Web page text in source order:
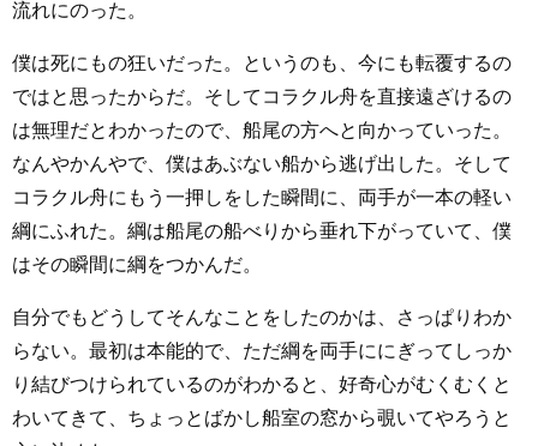
流れにのった。
僕は死にもの狂いだった。というのも、今にも転覆するの
ではと思ったからだ。そしてコラクル舟を直接遠ざけるの
は無理だとわかったので、船尾の方へと向かっていった。
なんやかんやで、僕はあぶない船から逃げ出した。そして
コラクル舟にもう一押しをした瞬間に、両手が一本の軽い
綱にふれた。綱は船尾の船べりから垂れ下がっていて、僕
はその瞬間に綱をつかんだ。
自分でもどうしてそんなことをしたのかは、さっぱりわか
らない。最初は本能的で、ただ綱を両手ににぎってしっか
り結びつけられているのがわかると、好奇心がむくむくと
わいてきて、ちょっとばかし船室の窓から覗いてやろうと